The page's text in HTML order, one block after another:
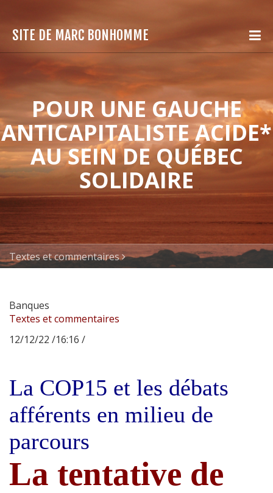
SITE DE MARC BONHOMME
POUR UNE GAUCHE
ANTICAPITALISTE ACIDE*
AU SEIN DE QUÉBEC
SOLIDAIRE
Textes et commentaires
Banques
Textes et commentaires
12/12/22 /16:16 /
La COP15 et les débats
afférents en milieu de
parcours
La tentative de